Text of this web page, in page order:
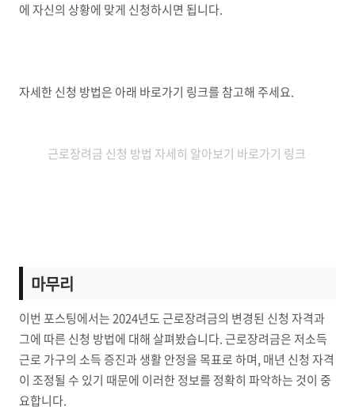
에 자신의 상황에 맞게 신청하시면 됩니다.
자세한 신청 방법은 아래 바로가기 링크를 참고해 주세요.
근로장려금 신청 방법 자세히 알아보기 바로가기 링크
마무리
이번 포스팅에서는 2024년도 근로장려금의 변경된 신청 자격과
그에 따른 신청 방법에 대해 살펴봤습니다. 근로장려금은 저소득
근로 가구의 소득 증진과 생활 안정을 목표로 하며, 매년 신청 자격
이 조정될 수 있기 때문에 이러한 정보를 정확히 파악하는 것이 중
요합니다.